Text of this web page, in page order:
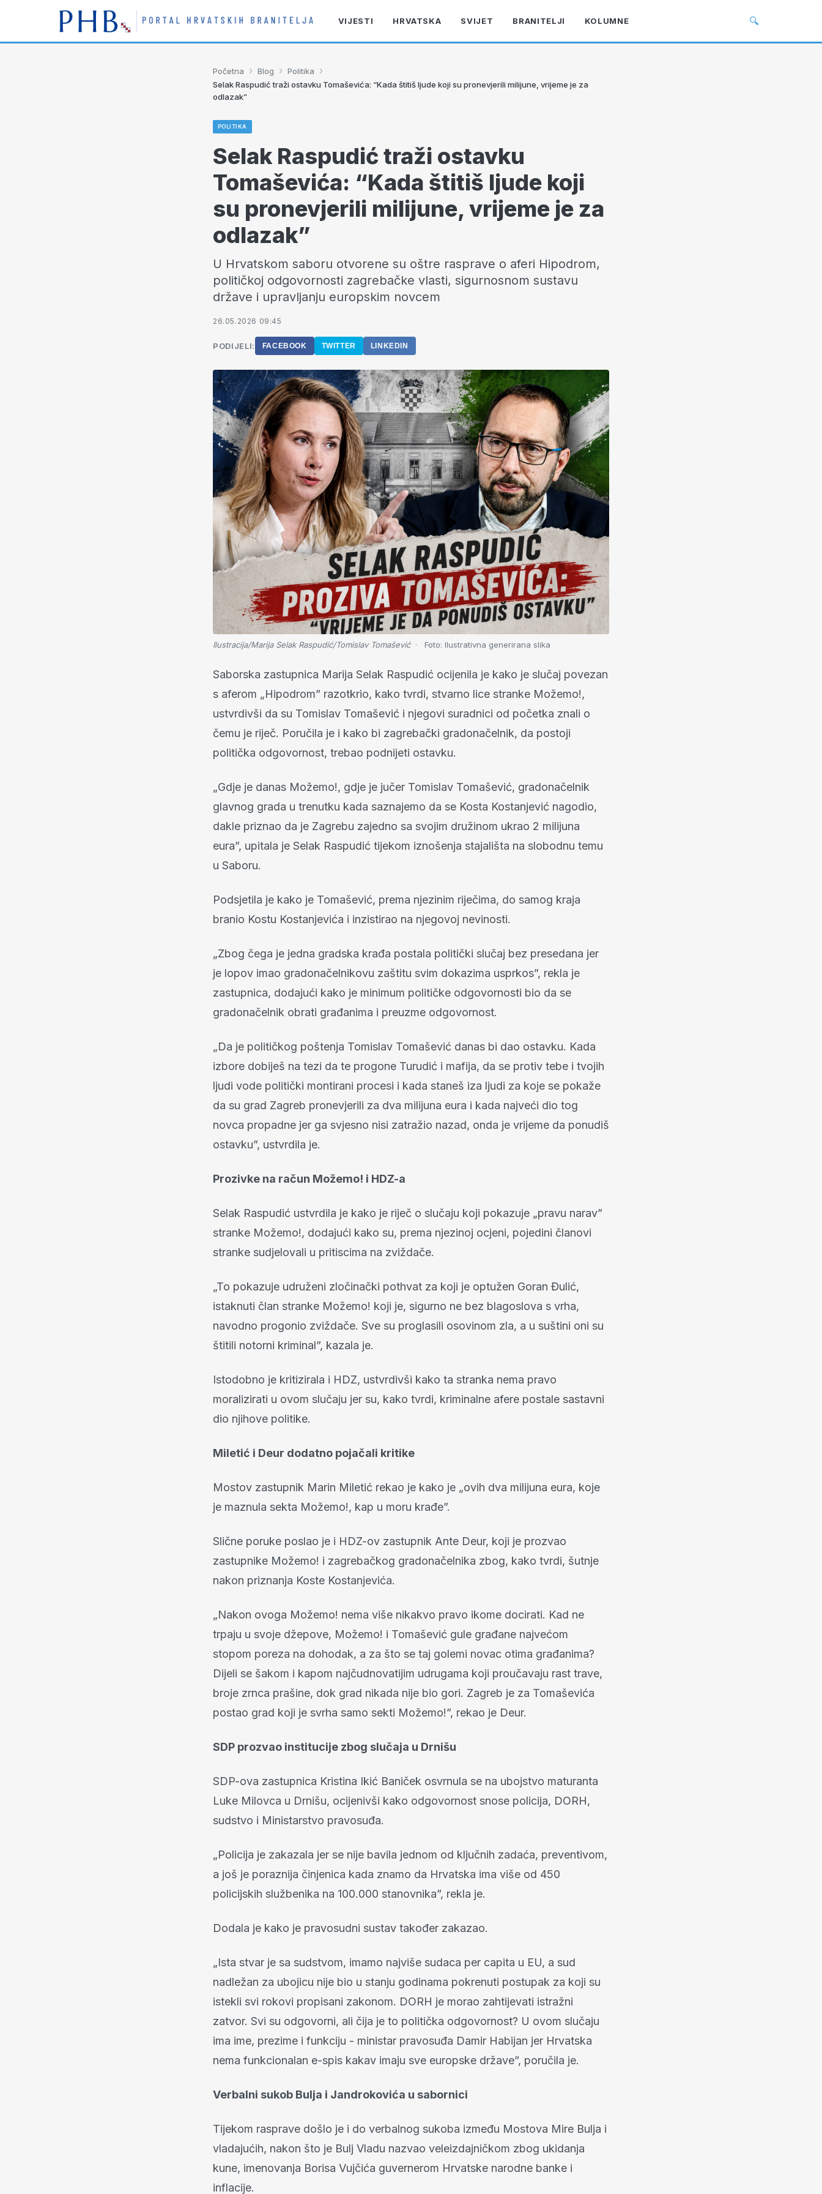
VIJESTI HRVATSKA SVIJET BRANITELJI KOLUMNE 🔍
Početna › Blog › Politika ›
Selak Raspudić traži ostavku Tomaševića: “Kada štitiš ljude koji su pronevjerili milijune, vrijeme je za
odlazak”
POLITIKA
Selak Raspudić traži ostavku
Tomaševića: “Kada štitiš ljude koji
su pronevjerili milijune, vrijeme je za
odlazak”
U Hrvatskom saboru otvorene su oštre rasprave o aferi Hipodrom,
političkoj odgovornosti zagrebačke vlasti, sigurnosnom sustavu
države i upravljanju europskim novcem
26.05.2026 09:45
PODIJELI: FACEBOOK TWITTER LINKEDIN
Ilustracija/Marija Selak Raspudić/Tomislav Tomašević Foto: Ilustrativna generirana slika
Saborska zastupnica Marija Selak Raspudić ocijenila je kako je slučaj povezan
s aferom „Hipodrom” razotkrio, kako tvrdi, stvarno lice stranke Možemo!,
ustvrdivši da su Tomislav Tomašević i njegovi suradnici od početka znali o
čemu je riječ. Poručila je i kako bi zagrebački gradonačelnik, da postoji
politička odgovornost, trebao podnijeti ostavku.
„Gdje je danas Možemo!, gdje je jučer Tomislav Tomašević, gradonačelnik
glavnog grada u trenutku kada saznajemo da se Kosta Kostanjević nagodio,
dakle priznao da je Zagrebu zajedno sa svojim družinom ukrao 2 milijuna
eura”, upitala je Selak Raspudić tijekom iznošenja stajališta na slobodnu temu
u Saboru.
Podsjetila je kako je Tomašević, prema njezinim riječima, do samog kraja
branio Kostu Kostanjevića i inzistirao na njegovoj nevinosti.
„Zbog čega je jedna gradska krađa postala politički slučaj bez presedana jer
je lopov imao gradonačelnikovu zaštitu svim dokazima usprkos”, rekla je
zastupnica, dodajući kako je minimum političke odgovornosti bio da se
gradonačelnik obrati građanima i preuzme odgovornost.
„Da je političkog poštenja Tomislav Tomašević danas bi dao ostavku. Kada
izbore dobiješ na tezi da te progone Turudić i mafija, da se protiv tebe i tvojih
ljudi vode politički montirani procesi i kada staneš iza ljudi za koje se pokaže
da su grad Zagreb pronevjerili za dva milijuna eura i kada najveći dio tog
novca propadne jer ga svjesno nisi zatražio nazad, onda je vrijeme da ponudiš
ostavku”, ustvrdila je.
Prozivke na račun Možemo! i HDZ-a
Selak Raspudić ustvrdila je kako je riječ o slučaju koji pokazuje „pravu narav”
stranke Možemo!, dodajući kako su, prema njezinoj ocjeni, pojedini članovi
stranke sudjelovali u pritiscima na zviždače.
„To pokazuje udruženi zločinački pothvat za koji je optužen Goran Đulić,
istaknuti član stranke Možemo! koji je, sigurno ne bez blagoslova s vrha,
navodno progonio zviždače. Sve su proglasili osovinom zla, a u suštini oni su
štitili notorni kriminal”, kazala je.
Istodobno je kritizirala i HDZ, ustvrdivši kako ta stranka nema pravo
moralizirati u ovom slučaju jer su, kako tvrdi, kriminalne afere postale sastavni
dio njihove politike.
Miletić i Deur dodatno pojačali kritike
Mostov zastupnik Marin Miletić rekao je kako je „ovih dva milijuna eura, koje
je maznula sekta Možemo!, kap u moru krađe”.
Slične poruke poslao je i HDZ-ov zastupnik Ante Deur, koji je prozvao
zastupnike Možemo! i zagrebačkog gradonačelnika zbog, kako tvrdi, šutnje
nakon priznanja Koste Kostanjevića.
„Nakon ovoga Možemo! nema više nikakvo pravo ikome docirati. Kad ne
trpaju u svoje džepove, Možemo! i Tomašević gule građane najvećom
stopom poreza na dohodak, a za što se taj golemi novac otima građanima?
Dijeli se šakom i kapom najčudnovatijim udrugama koji proučavaju rast trave,
broje zrnca prašine, dok grad nikada nije bio gori. Zagreb je za Tomaševića
postao grad koji je svrha samo sekti Možemo!”, rekao je Deur.
SDP prozvao institucije zbog slučaja u Drnišu
SDP-ova zastupnica Kristina Ikić Baniček osvrnula se na ubojstvo maturanta
Luke Milovca u Drnišu, ocijenivši kako odgovornost snose policija, DORH,
sudstvo i Ministarstvo pravosuđa.
„Policija je zakazala jer se nije bavila jednom od ključnih zadaća, preventivom,
a još je poraznija činjenica kada znamo da Hrvatska ima više od 450
policijskih službenika na 100.000 stanovnika”, rekla je.
Dodala je kako je pravosudni sustav također zakazao.
„Ista stvar je sa sudstvom, imamo najviše sudaca per capita u EU, a sud
nadležan za ubojicu nije bio u stanju godinama pokrenuti postupak za koji su
istekli svi rokovi propisani zakonom. DORH je morao zahtijevati istražni
zatvor. Svi su odgovorni, ali čija je to politička odgovornost? U ovom slučaju
ima ime, prezime i funkciju - ministar pravosuđa Damir Habijan jer Hrvatska
nema funkcionalan e-spis kakav imaju sve europske države”, poručila je.
Verbalni sukob Bulja i Jandrokovića u sabornici
Tijekom rasprave došlo je i do verbalnog sukoba između Mostova Mire Bulja i
vladajućih, nakon što je Bulj Vladu nazvao veleizdajničkom zbog ukidanja
kune, imenovanja Borisa Vujčića guvernerom Hrvatske narodne banke i
inflacije.